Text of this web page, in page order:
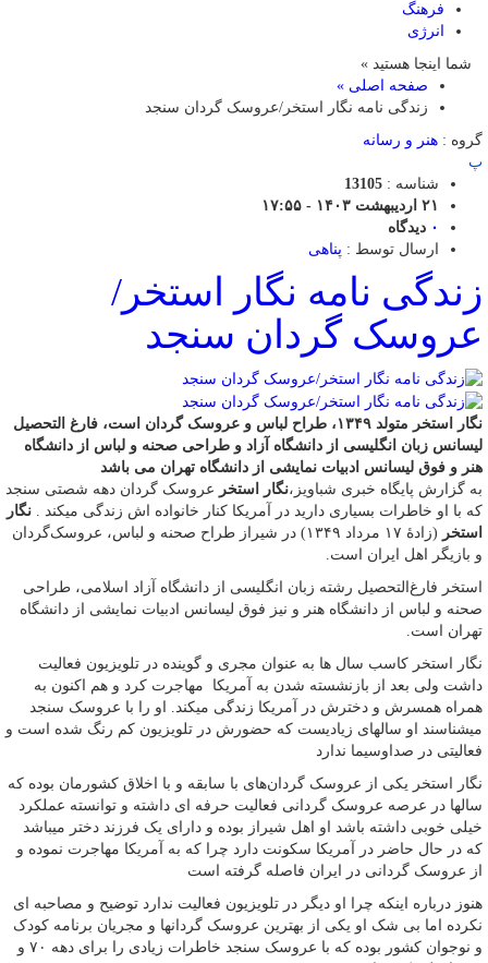
فرهنگ
انرژی
شما اینجا هستید »
صفحه اصلی »
زندگی نامه نگار استخر/عروسک گردان سنجد
گروه : هنر و رسانه
پ
شناسه : 13105
۲۱ اردیبهشت ۱۴۰۳ - ۱۷:۵۵
۰ دیدگاه
ارسال توسط : پناهی
زندگی نامه نگار استخر/
عروسک گردان سنجد
نگار استخر متولد ۱۳۴۹، طراح لباس و عروسک گردان است، فارغ التحصیل
لیسانس زبان انگلیسی از دانشگاه آزاد و طراحی صحنه و لباس از دانشگاه
هنر و فوق لیسانس ادبیات نمایشی از دانشگاه تهران می باشد
به گزارش پایگاه خبری شباویز،نگار استخر عروسک گردان دهه شصتی سنجد
که با او خاطرات بسیاری دارید در آمریکا کنار خانواده اش زندگی میکند . نگار
استخر
(زادهٔ ۱۷ مرداد ۱۳۴۹) در شیراز طراح صحنه و لباس، عروسک‌گردان
و بازیگر اهل ایران است.
استخر فارغ‌التحصیل رشته زبان انگلیسی از دانشگاه آزاد اسلامی، طراحی
صحنه و لباس از دانشگاه هنر و نیز فوق لیسانس ادبیات نمایشی از دانشگاه
تهران است.
نگار استخر کاسب سال ها به عنوان مجری و گوینده در تلویزیون فعالیت
داشت ولی بعد از بازنشسته شدن به آمریکا مهاجرت کرد و هم اکنون به
همراه همسرش و دخترش در آمریکا زندگی میکند. او را با عروسک سنجد
میشناسند او سالهای زیادیست که حضورش در تلویزیون کم رنگ شده است و
فعالیتی در صداوسیما ندارد
نگار استخر یکی از عروسک گردان‌های با سابقه و با اخلاق کشورمان بوده که
سالها در عرصه عروسک گردانی فعالیت حرفه ای داشته و توانسته عملکرد
خیلی خوبی داشته باشد او اهل شیراز بوده و دارای یک فرزند دختر میباشد
که در حال حاضر در آمریکا سکونت دارد چرا که به آمریکا مهاجرت نموده و
از عروسک گردانی در ایران فاصله گرفته است
هنوز درباره اینکه چرا او دیگر در تلویزیون فعالیت ندارد توضیح و مصاحبه ای
نکرده اما بی شک او یکی از بهترین عروسک گردانها و مجریان برنامه کودک
و نوجوان کشور بوده که با عروسک سنجد خاطرات زیادی را برای دهه ۷۰ و